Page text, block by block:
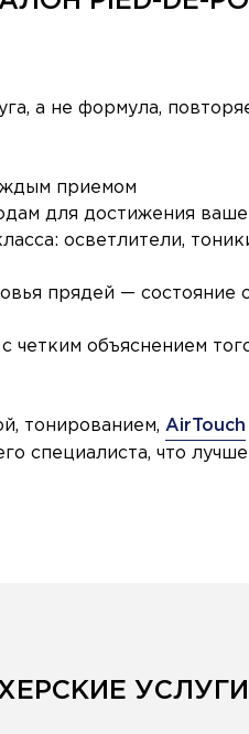
а не формула,
приемом
для достижения
осветлители,
прядей — состояние
четким объяснением
тонированием, AirTouch
специалиста, что